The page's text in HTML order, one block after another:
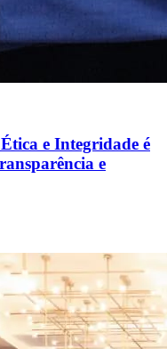
e Integridade é
e